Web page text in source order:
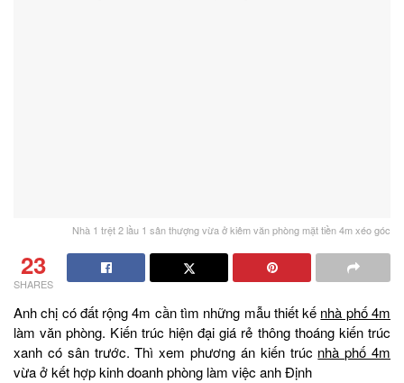
Nhà 1 trệt 2 lầu 1 sân thượng vừa ở kiêm văn phòng mặt tiền 4m xéo góc
23
SHARES
Anh chị có đất rộng 4m cần tìm những mẫu thiết kế nhà phố 4m
làm văn phòng. Kiến trúc hiện đại giá rẻ thông thoáng kiến trúc
xanh có sân trước. Thì xem phương án kiến trúc nhà phố 4m
vừa ở kết hợp kinh doanh phòng làm việc anh Định